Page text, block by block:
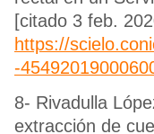
[citado 3 feb.
https://
-
8- Rivadulla
extracción de